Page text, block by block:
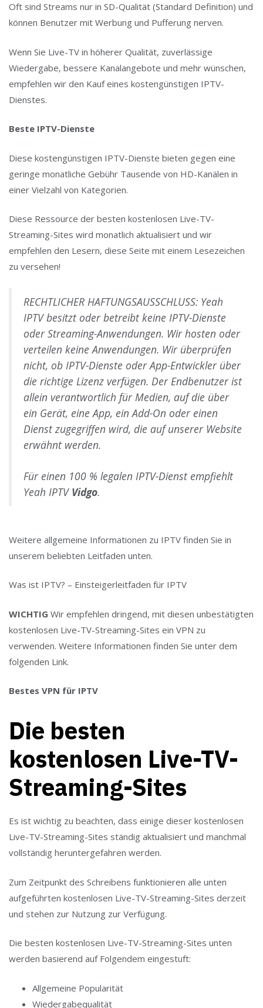
Oft sind Streams nur in SD-Qualität (Standard Definition) und
können Benutzer mit Werbung und Pufferung nerven.
Wenn Sie Live-TV in höherer Qualität, zuverlässige
Wiedergabe, bessere Kanalangebote und mehr wünschen,
empfehlen wir den Kauf eines kostengünstigen IPTV-
Dienstes.
Beste IPTV-Dienste
Diese kostengünstigen IPTV-Dienste bieten gegen eine
geringe monatliche Gebühr Tausende von HD-Kanälen in
einer Vielzahl von Kategorien.
Diese Ressource der besten kostenlosen Live-TV-
Streaming-Sites wird monatlich aktualisiert und wir
empfehlen den Lesern, diese Seite mit einem Lesezeichen
zu versehen!
RECHTLICHER HAFTUNGSAUSSCHLUSS: Yeah
IPTV besitzt oder betreibt keine IPTV-Dienste
oder Streaming-Anwendungen. Wir hosten oder
verteilen keine Anwendungen. Wir überprüfen
nicht, ob IPTV-Dienste oder App-Entwickler über
die richtige Lizenz verfügen. Der Endbenutzer ist
allein verantwortlich für Medien, auf die über
ein Gerät, eine App, ein Add-On oder einen
Dienst zugegriffen wird, die auf unserer Website
erwähnt werden.
Für einen 100 % legalen IPTV-Dienst empfiehlt
Yeah IPTV Vidgo.
Weitere allgemeine Informationen zu IPTV finden Sie in
unserem beliebten Leitfaden unten.
Was ist IPTV? – Einsteigerleitfaden für IPTV
WICHTIG Wir empfehlen dringend, mit diesen unbestätigten
kostenlosen Live-TV-Streaming-Sites ein VPN zu
verwenden. Weitere Informationen finden Sie unter dem
folgenden Link.
Bestes VPN für IPTV
Die besten
kostenlosen Live-TV-
Streaming-Sites
Es ist wichtig zu beachten, dass einige dieser kostenlosen
Live-TV-Streaming-Sites ständig aktualisiert und manchmal
vollständig heruntergefahren werden.
Zum Zeitpunkt des Schreibens funktionieren alle unten
aufgeführten kostenlosen Live-TV-Streaming-Sites derzeit
und stehen zur Nutzung zur Verfügung.
Die besten kostenlosen Live-TV-Streaming-Sites unten
werden basierend auf Folgendem eingestuft:
Allgemeine Popularität
Wiedergabequalität